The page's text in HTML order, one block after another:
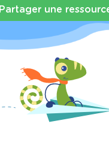
Partager une